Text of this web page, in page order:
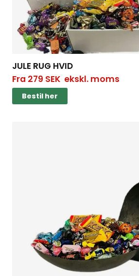
JULE RUG HVID
Fra 279 SEKekskl. moms
Bestil her